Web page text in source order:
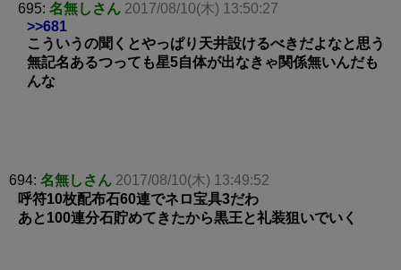
695: 名無しさん 2017/08/10(木) 13:50:27
>>681
こういうの聞くとやっぱり天井設けるべきだよなと思う
無記名あるつっても星5自体が出なきゃ関係無いんだも
んな
694: 名無しさん 2017/08/10(木) 13:49:52
呼符10枚配布石60連でネロ宝具3だわ
あと100連分石貯めてきたから黒王と礼装狙いでいく